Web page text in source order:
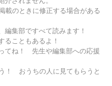
のときに修正する場合がある
集部ですべて読みます！
こともあるよ！
てね！ 先生や編集部への応援
！ おうちの人に見てもらうと